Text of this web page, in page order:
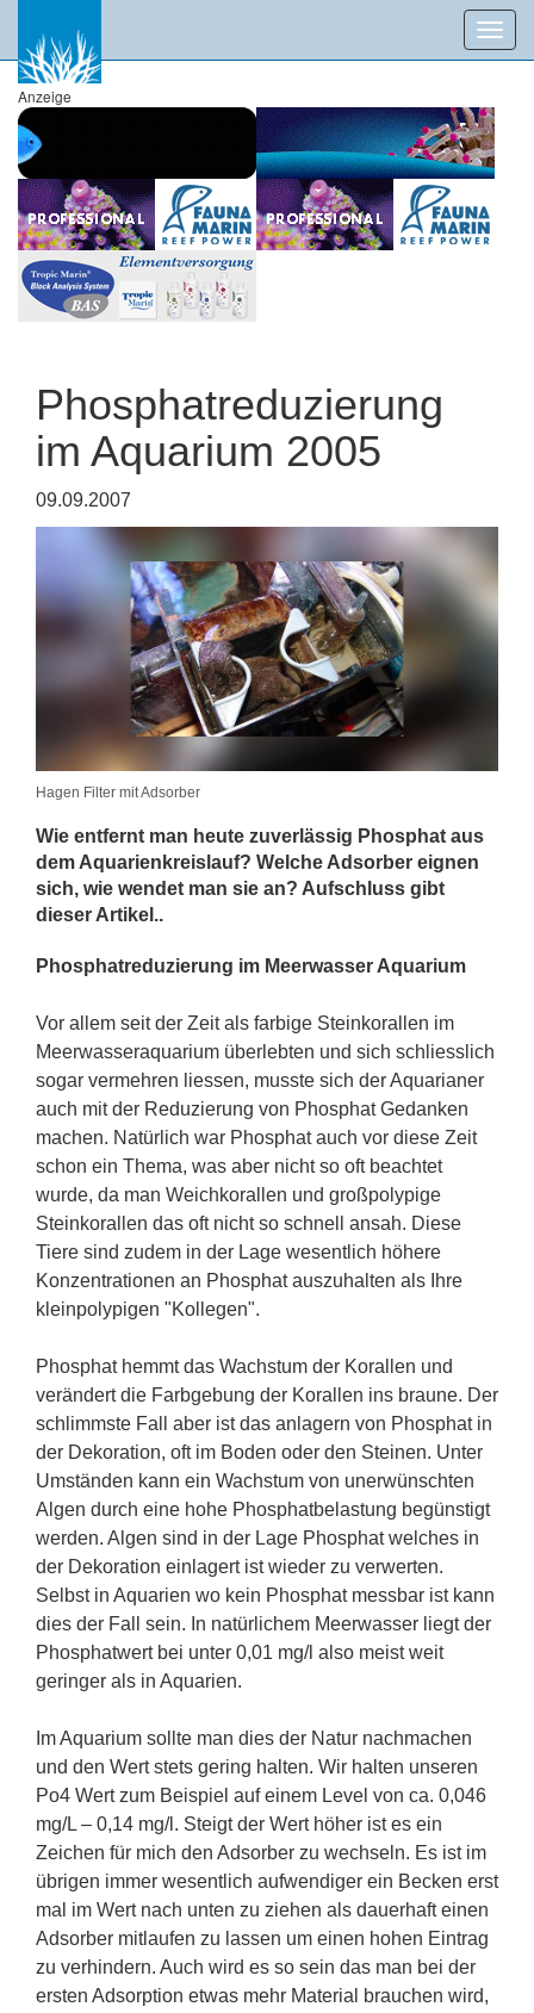
Anzeige
Phosphatreduzierung
im Aquarium 2005
09.09.2007
Hagen Filter mit Adsorber
Wie entfernt man heute zuverlässig Phosphat aus
dem Aquarienkreislauf? Welche Adsorber eignen
sich, wie wendet man sie an? Aufschluss gibt
dieser Artikel..
Phosphatreduzierung im Meerwasser Aquarium
Vor allem seit der Zeit als farbige Steinkorallen im
Meerwasseraquarium überlebten und sich schliesslich
sogar vermehren liessen, musste sich der Aquarianer
auch mit der Reduzierung von Phosphat Gedanken
machen. Natürlich war Phosphat auch vor diese Zeit
schon ein Thema, was aber nicht so oft beachtet
wurde, da man Weichkorallen und großpolypige
Steinkorallen das oft nicht so schnell ansah. Diese
Tiere sind zudem in der Lage wesentlich höhere
Konzentrationen an Phosphat auszuhalten als Ihre
kleinpolypigen "Kollegen".
Phosphat hemmt das Wachstum der Korallen und
verändert die Farbgebung der Korallen ins braune. Der
schlimmste Fall aber ist das anlagern von Phosphat in
der Dekoration, oft im Boden oder den Steinen. Unter
Umständen kann ein Wachstum von unerwünschten
Algen durch eine hohe Phosphatbelastung begünstigt
werden. Algen sind in der Lage Phosphat welches in
der Dekoration einlagert ist wieder zu verwerten.
Selbst in Aquarien wo kein Phosphat messbar ist kann
dies der Fall sein. In natürlichem Meerwasser liegt der
Phosphatwert bei unter 0,01 mg/l also meist weit
geringer als in Aquarien.
Im Aquarium sollte man dies der Natur nachmachen
und den Wert stets gering halten. Wir halten unseren
Po4 Wert zum Beispiel auf einem Level von ca. 0,046
mg/L – 0,14 mg/l. Steigt der Wert höher ist es ein
Zeichen für mich den Adsorber zu wechseln. Es ist im
übrigen immer wesentlich aufwendiger ein Becken erst
mal im Wert nach unten zu ziehen als dauerhaft einen
Adsorber mitlaufen zu lassen um einen hohen Eintrag
zu verhindern. Auch wird es so sein das man bei der
ersten Adsorption etwas mehr Material brauchen wird,